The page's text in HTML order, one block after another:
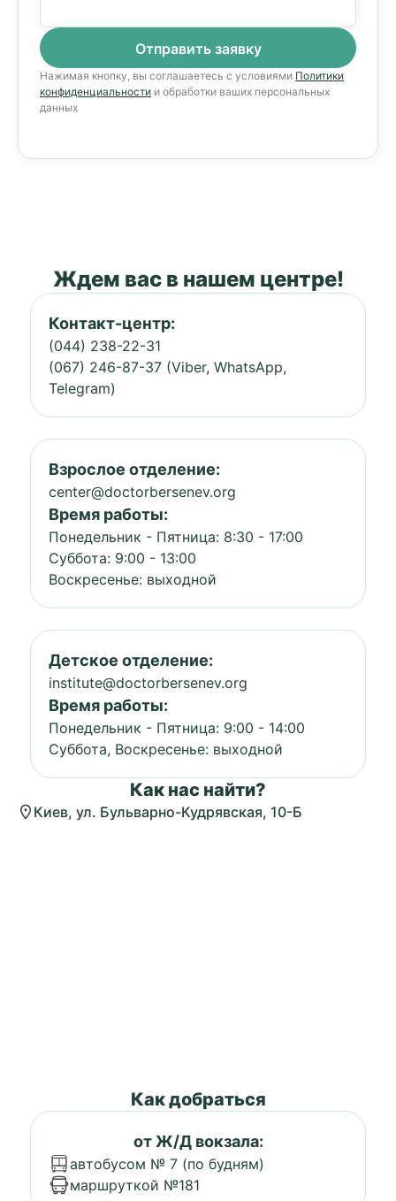
Нажимая кнопку, вы соглашаетесь с условиями Политики
конфиденциальности и обработки ваших персональных
данных
Ждем вас в нашем центре!
Контакт-центр:
(044) 238-22-31
(067) 246-87-37 (Viber, WhatsApp,
Telegram)
Взрослое отделение:
center@doctorbersenev.org
Время работы:
Понедельник - Пятница: 8:30 - 17:00
Суббота: 9:00 - 13:00
Воскресенье: выходной
Детское отделение:
institute@doctorbersenev.org
Время работы:
Понедельник - Пятница: 9:00 - 14:00
Суббота, Воскресенье: выходной
Как нас найти?
Киев, ул. Бульварно-Кудрявская, 10-Б
Как добраться
от Ж/Д вокзала:
автобусом № 7 (по будням)
маршруткой №181